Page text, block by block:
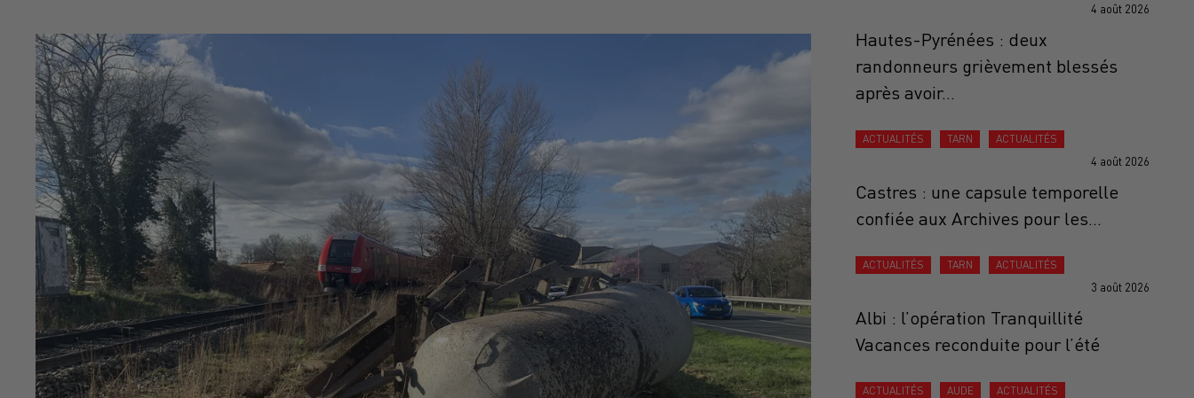
4 août 2026
Hautes-Pyrénées : deux
randonneurs grièvement blessés
après avoir...
ACTUALITÉS TARN ACTUALITÉS
4 août 2026
Castres : une capsule temporelle
confiée aux Archives pour les...
ACTUALITÉS TARN ACTUALITÉS
3 août 2026
Albi : l’opération Tranquillité
Vacances reconduite pour l’été
ACTUALITÉS AUDE ACTUALITÉS